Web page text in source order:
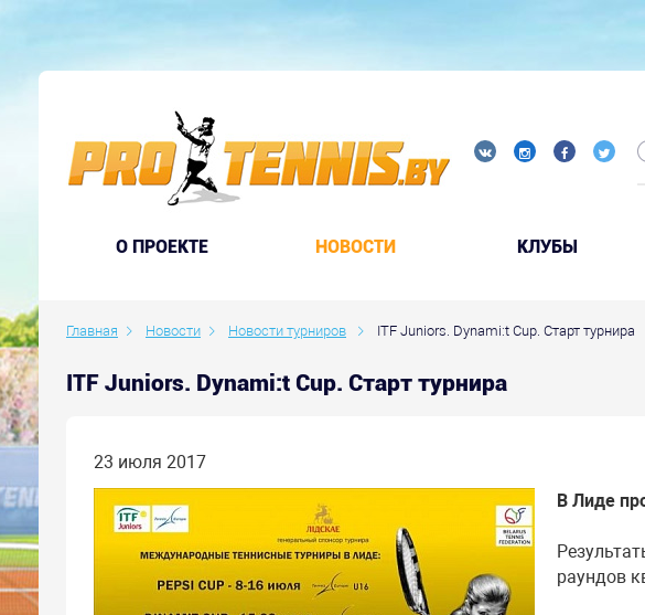
O ПРОЕКТЕ НОВОСТИ КЛУБЫ
Главная Новости Новости турниров ITF Juniors. Dynami:t Cup. Старт турнира
ITF Juniors. Dynami:t Cup. Старт турнира
23 июля 2017
В Лиде
раундов